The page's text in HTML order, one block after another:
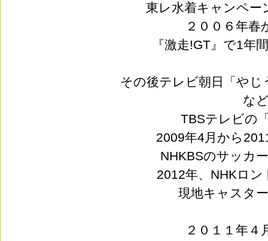
東レ水着キャンペー
２００６年
『激走!GT』で1年
その後テレビ朝日「や
な
TBSテレビの
2009年4月から
NHKBSのサッカ
2012年、NHKロ
現地キャスタ
２０１１年４